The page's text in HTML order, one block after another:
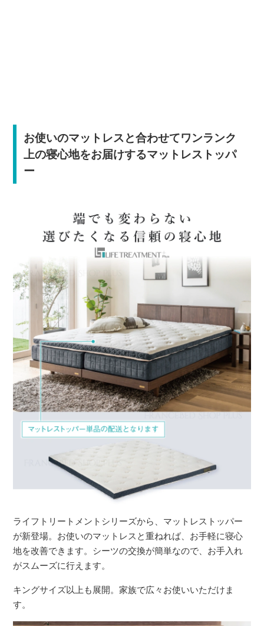
お使いのマットレスと合わせてワンランク
上の寝心地をお届けするマットレストッパ
ー
ライフトリートメントシリーズから、マットレストッパー
が新登場。お使いのマットレスと重ねれば、お手軽に寝心
地を改善できます。シーツの交換が簡単なので、お手入れ
がスムーズに行えます。
キングサイズ以上も展開。家族で広々お使いいただけま
す。